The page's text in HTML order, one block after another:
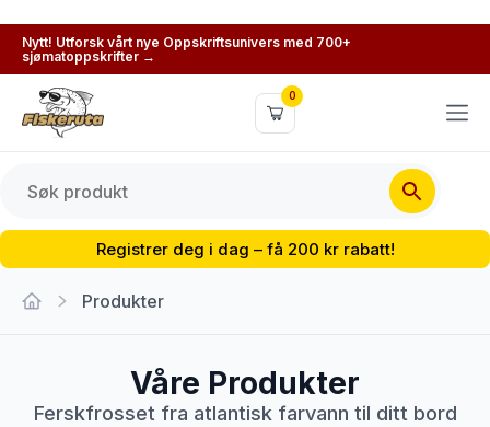
Nytt! Utforsk vårt nye Oppskriftsunivers med 700+
sjømatoppskrifter →
0
Registrer deg i dag – få 200 kr rabatt!
Produkter
Våre Produkter
Ferskfrosset fra atlantisk farvann til ditt bord